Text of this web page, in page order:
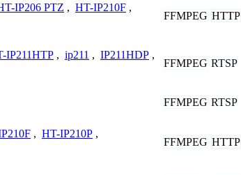
IP206 PTZ , HT-IP210F ,
FFMPEG HTTP
IP211HTP , ip211 , IP211HDP ,
FFMPEG RTSP
FFMPEG RTSP
, HT-IP210P ,
FFMPEG HTTP